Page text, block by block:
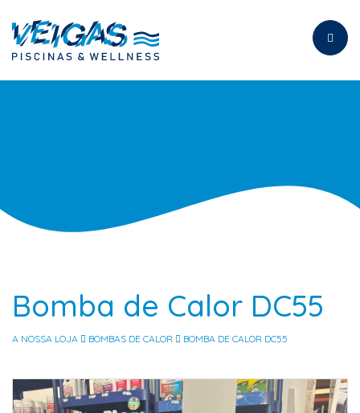
Bomba de Calor DC55
A NOSSA LOJA BOMBAS DE CALOR BOMBA DE CALOR DC55